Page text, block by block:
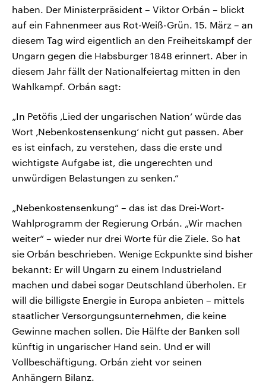
haben. Der Ministerpräsident – Viktor Orbán – blickt
auf ein Fahnenmeer aus Rot-Weiß-Grün. 15. März – an
diesem Tag wird eigentlich an den Freiheitskampf der
Ungarn gegen die Habsburger 1848 erinnert. Aber in
diesem Jahr fällt der Nationalfeiertag mitten in den
Wahlkampf. Orbán sagt:
„In Petöfis ‚Lied der ungarischen Nation‘ würde das
Wort ‚Nebenkostensenkung‘ nicht gut passen. Aber
es ist einfach, zu verstehen, dass die erste und
wichtigste Aufgabe ist, die ungerechten und
unwürdigen Belastungen zu senken.“
„Nebenkostensenkung“ – das ist das Drei-Wort-
Wahlprogramm der Regierung Orbán. „Wir machen
weiter“ – wieder nur drei Worte für die Ziele. So hat
sie Orbán beschrieben. Wenige Eckpunkte sind bisher
bekannt: Er will Ungarn zu einem Industrieland
machen und dabei sogar Deutschland überholen. Er
will die billigste Energie in Europa anbieten – mittels
staatlicher Versorgungsunternehmen, die keine
Gewinne machen sollen. Die Hälfte der Banken soll
künftig in ungarischer Hand sein. Und er will
Vollbeschäftigung. Orbán zieht vor seinen
Anhängern Bilanz.